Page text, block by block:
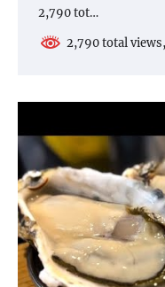
2,790 tot…
2,790 total